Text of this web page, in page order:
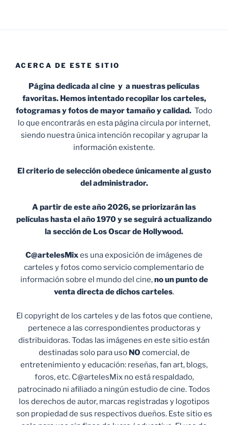
ACERCA DE ESTE SITIO
Página dedicada al cine y a nuestras películas
favoritas. Hemos intentado recopilar los carteles,
fotogramas y fotos de mayor tamaño y calidad. Todo
lo que encontrarás en esta página circula por internet,
siendo nuestra única intención recopilar y agrupar la
información existente.
El criterio de selección obedece únicamente al gusto
del administrador.
A partir de este año 2026, se priorizarán las
películas hasta el año 1970 y se seguirá actualizando
la sección de Los Oscar de Hollywood.
C@artelesMixes una exposición de imágenes de
carteles y fotos como servicio complementario de
información sobre el mundo del cine,no un punto de
venta directa de dichos carteles.
El copyright de los carteles y de las fotos que contiene,
pertenece a las correspondientes productoras y
distribuidoras. Todas las imágenes en este sitio están
destinadas solo para uso NO comercial, de
entretenimiento y educación: reseñas, fan art, blogs,
foros, etc. C@artelesMix no está respaldado,
patrocinado ni afiliado a ningún estudio de cine. Todos
los derechos de autor, marcas registradas y logotipos
son propiedad de sus respectivos dueños. Este sitio es